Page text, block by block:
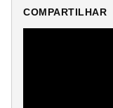
COMPARTILHAR